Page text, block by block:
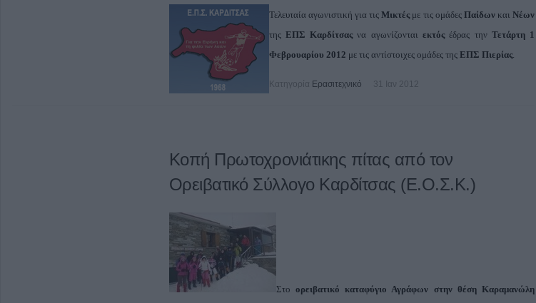
Τελευταία αγωνιστική για τις Μικτές με τις ομάδες Παίδων καιΝέων
τηςΕΠΣ Καρδίτσαςνα αγωνίζονταιεκτόςέδρας την Τετάρτη 1
Φεβρουαρίου 2012 με τις αντίστοιχες ομάδες της ΕΠΣ Πιερίας.
Κατηγορία Ερασιτεχνικό 31 Ιαν 2012
Κοπή Πρωτοχρονιάτικης πίτας από τον
Ορειβατικό Σύλλογο Καρδίτσας (Ε.Ο.Σ.Κ.)
Στο ορειβατικό καταφύγιο Αγράφων στην θέση Καραμανώλη
Παιδοψυχίατρος "Ευθαλία Τζίλα"